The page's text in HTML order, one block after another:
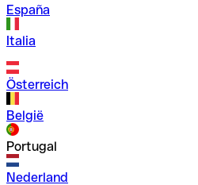
España
Italia
Österreich
België
Portugal
Nederland